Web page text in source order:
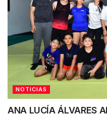
NOTICIAS
ANA LUCÍA ÁLVARES